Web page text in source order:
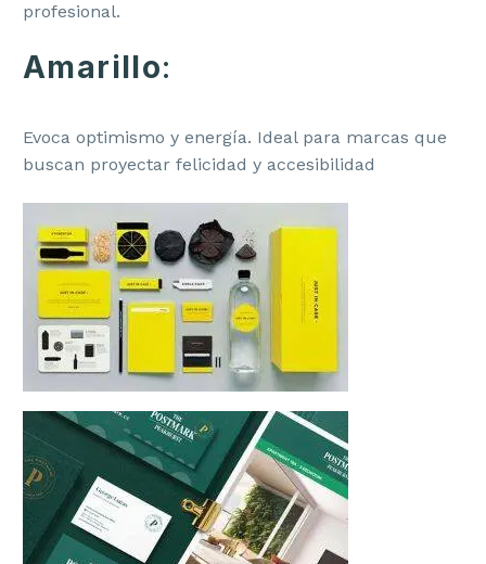
profesional.
Amarillo:
Evoca optimismo y energía. Ideal para marcas que
buscan proyectar felicidad y accesibilidad